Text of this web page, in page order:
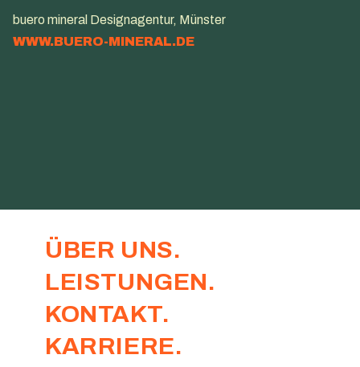
buero mineral Designagentur, Münster
WWW.BUERO-MINERAL.DE
ÜBER UNS
LEISTUNGEN
KONTAKT
KARRIERE